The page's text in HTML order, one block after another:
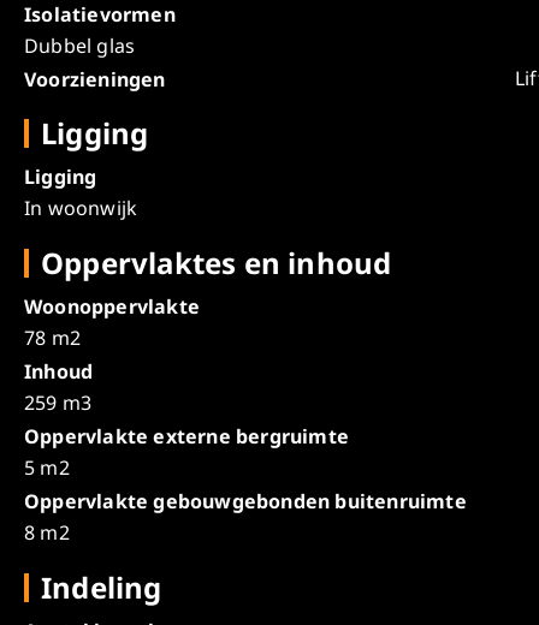
Isolatievormen
Dubbel glas
Voorzieningen
Ligging
Ligging
In woonwijk
Oppervlaktes en inhoud
Woonoppervlakte
78 m2
Inhoud
259 m3
Oppervlakte externe bergruimte
5 m2
Oppervlakte gebouwgebonden buitenruimte
8 m2
Indeling